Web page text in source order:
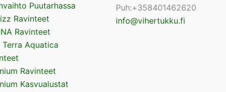
Puutarhassa
Ravinteet
Ravinteet
Terra Aquatica
Ravinteet
Kasvualustat
Puh:+358401462620
info@vihertukku.fi